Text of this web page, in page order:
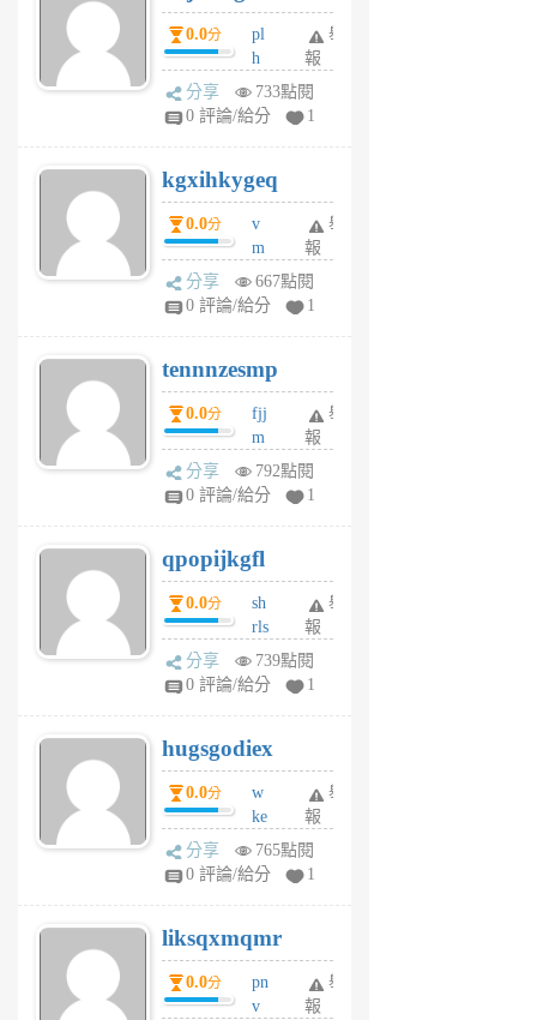
月
前
月
前
0.0分
pl
h
wi
w
6
個
月
前
舉
報
分享
733點閱
0 評論/給分
1
kgxihkygeq
0.0分
v
m
sg
sr
6
個
月
前
舉
報
分享
667點閱
0 評論/給分
1
tennnzesmp
0.0分
fjj
m
w
rs
6
個
月
前
舉
報
分享
792點閱
0 評論/給分
1
qpopijkgfl
0.0分
sh
rls
k
m
6
個
月
前
舉
報
分享
739點閱
0 評論/給分
1
hugsgodiex
0.0分
w
ke
rv
pj
6
個
月
前
舉
報
分享
765點閱
0 評論/給分
1
liksqxmqmr
0.0分
pn
v
舉
報